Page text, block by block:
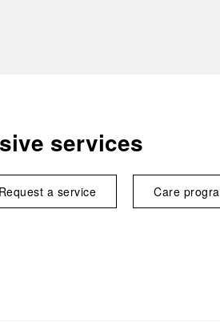
services
Request a service Care